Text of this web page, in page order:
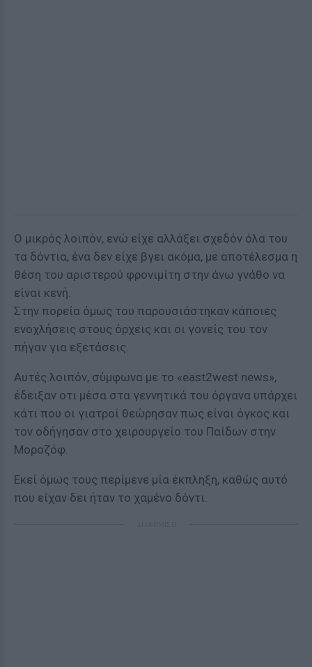
Ο μικρός λοιπόν, ενώ είχε αλλάξει σχεδόν όλα του
τα δόντια, ένα δεν είχε βγει ακόμα, με αποτέλεσμα η
θέση του αριστερού φρονιμίτη στην άνω γνάθο να
είναι κενή.
Στην πορεία όμως του παρουσιάστηκαν κάποιες
ενοχλήσεις στους όρχεις και οι γονείς του τον
πήγαν για εξετάσεις.
Αυτές λοιπόν, σύμφωνα με το «east2west news»,
έδειξαν οτι μέσα στα γεννητικά του όργανα υπάρχει
κάτι που οι γιατροί θεώρησαν πως είναι όγκος και
τον οδήγησαν στο χειρουργείο του Παίδων στην
Μοροζόφ.
Εκεί όμως τους περίμενε μία έκπληξη, καθώς αυτό
που είχαν δει ήταν το χαμένο δόντι.